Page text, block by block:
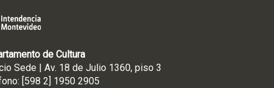
de Cultura
Sede | Av. 18 de Julio 1360, piso 3
[598 2] 1950 2905